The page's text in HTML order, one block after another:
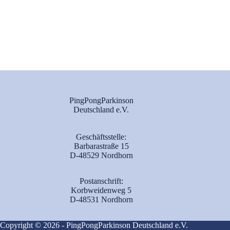
PingPongParkinson
Deutschland e.V.
Geschäftsstelle:
Barbarastraße 15
D-48529 Nordhorn
Postanschrift:
Korbweidenweg 5
D-48531 Nordhorn
Copyright © 2026 - PingPongParkinson Deutschland e.V.